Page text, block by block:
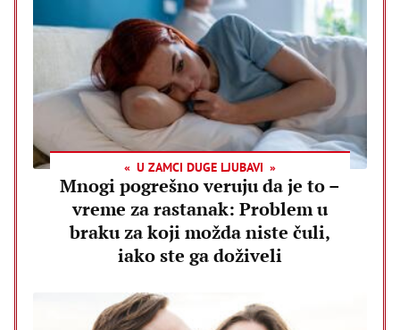
U ZAMCI DUGE LJUBAVI
Mnogi pogrešno veruju da je to –
vreme za rastanak: Problem u
braku za koji možda niste čuli,
iako ste ga doživeli